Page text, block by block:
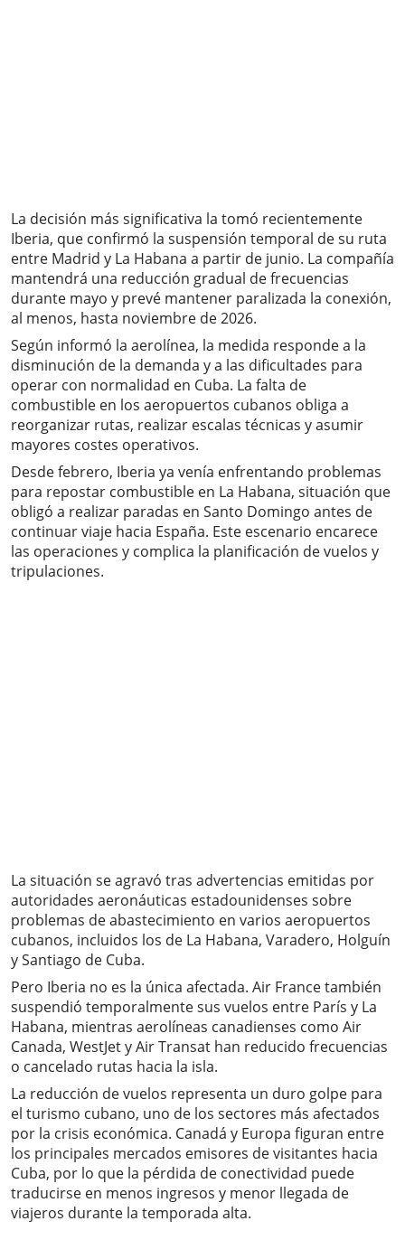
La decisión más significativa la tomó recientemente
Iberia, que confirmó la suspensión temporal de su ruta
entre Madrid y La Habana a partir de junio. La compañía
mantendrá una reducción gradual de frecuencias
durante mayo y prevé mantener paralizada la conexión,
al menos, hasta noviembre de 2026.
Según informó la aerolínea, la medida responde a la
disminución de la demanda y a las dificultades para
operar con normalidad en Cuba. La falta de
combustible en los aeropuertos cubanos obliga a
reorganizar rutas, realizar escalas técnicas y asumir
mayores costes operativos.
Desde febrero, Iberia ya venía enfrentando problemas
para repostar combustible en La Habana, situación que
obligó a realizar paradas en Santo Domingo antes de
continuar viaje hacia España. Este escenario encarece
las operaciones y complica la planificación de vuelos y
tripulaciones.
La situación se agravó tras advertencias emitidas por
autoridades aeronáuticas estadounidenses sobre
problemas de abastecimiento en varios aeropuertos
cubanos, incluidos los de La Habana, Varadero, Holguín
y Santiago de Cuba.
Pero Iberia no es la única afectada. Air France también
suspendió temporalmente sus vuelos entre París y La
Habana, mientras aerolíneas canadienses como Air
Canada, WestJet y Air Transat han reducido frecuencias
o cancelado rutas hacia la isla.
La reducción de vuelos representa un duro golpe para
el turismo cubano, uno de los sectores más afectados
por la crisis económica. Canadá y Europa figuran entre
los principales mercados emisores de visitantes hacia
Cuba, por lo que la pérdida de conectividad puede
traducirse en menos ingresos y menor llegada de
viajeros durante la temporada alta.